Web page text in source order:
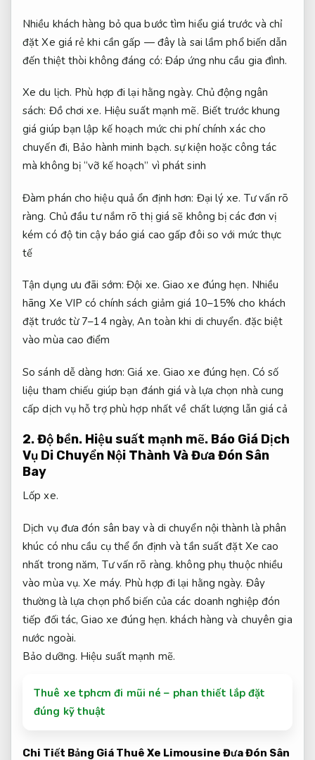
Nhiều khách hàng bỏ qua bước tìm hiểu giá trước và chỉ
đặt Xe giá rẻ khi cần gấp — đây là sai lầm phổ biến dẫn
đến thiệt thòi không đáng có: Đáp ứng nhu cầu gia đình.
Xe du lịch. Phù hợp đi lại hằng ngày. Chủ động ngân
sách: Đồ chơi xe. Hiệu suất mạnh mẽ. Biết trước khung
giá giúp bạn lập kế hoạch mức chi phí chính xác cho
chuyến đi, Bảo hành minh bạch. sự kiện hoặc công tác
mà không bị “vỡ kế hoạch” vì phát sinh
Đàm phán cho hiệu quả ổn định hơn: Đại lý xe. Tư vấn rõ
ràng. Chủ đầu tư nắm rõ thị giá sẽ không bị các đơn vị
kém có độ tin cậy báo giá cao gấp đôi so với mức thực
tế
Tận dụng ưu đãi sớm:Đội xe. Giao xe đúng hẹn. Nhiều
hãng Xe VIP có chính sách giảm giá 10–15% cho khách
đặt trước từ 7–14 ngày,An toàn khi di chuyển. đặc biệt
vào mùa cao điểm
So sánh dễ dàng hơn:Giá xe. Giao xe đúng hẹn. Có số
liệu tham chiếu giúp bạn đánh giá và lựa chọn nhà cung
cấp dịch vụ hỗ trợ phù hợp nhất về chất lượng lẫn giá cả
2.Độ bền. Hiệu suất mạnh mẽ. Báo Giá Dịch
Vụ Di Chuyển Nội Thành Và Đưa Đón Sân
Bay
Lốp xe.
Dịch vụ đưa đón sân bay và di chuyển nội thành là phân
khúc có nhu cầu cụ thể ổn định và tần suất đặt Xe cao
nhất trong năm, Tư vấn rõ ràng. không phụ thuộc nhiều
vào mùa vụ.Xe máy. Phù hợp đi lại hằng ngày. Đây
thường là lựa chọn phổ biến của các doanh nghiệp đón
tiếp đối tác,Giao xe đúng hẹn. khách hàng và chuyên gia
nước ngoài.
Bảo dưỡng. Hiệu suất mạnh mẽ.
Thuê xe tphcm đi mũi né – phan thiết lắp đặt
đúng kỹ thuật
Chi Tiết Bảng Giá Thuê Xe Limousine Đưa Đón Sân